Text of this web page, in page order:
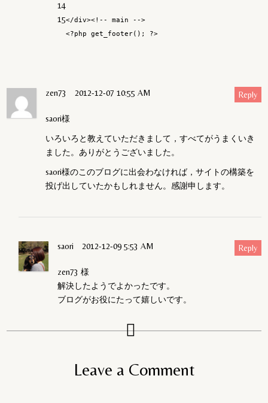
14
15</div><!-- main -->
<?php get_footer(); ?>
zen73 2012-12-07 10:55 AM
saori様
いろいろと教えていただきまして，すべてがうまくいき
ました。ありがとうございました。
saori様のこのブログに出会わなければ，サイトの構築を
投げ出していたかもしれません。感謝申します。
Reply
saori 2012-12-09 5:53 AM
zen73 様
解決したようでよかったです。
ブログがお役にたって嬉しいです。
Reply
Leave a Comment